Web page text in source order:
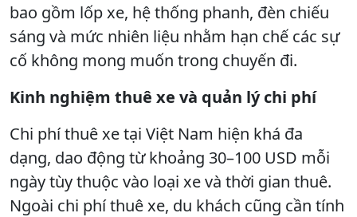
bao gồm lốp xe, hệ thống phanh, đèn chiếu
sáng và mức nhiên liệu nhằm hạn chế các sự
cố không mong muốn trong chuyến đi.
Kinh nghiệm thuê xe và quản lý chi phí
Chi phí thuê xe tại Việt Nam hiện khá đa
dạng, dao động từ khoảng 30–100 USD mỗi
ngày tùy thuộc vào loại xe và thời gian thuê.
Ngoài chi phí thuê xe, du khách cũng cần tính